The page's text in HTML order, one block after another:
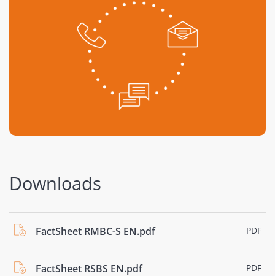
Downloads
FactSheet RMBC-S EN.pdf PDF
FactSheet RSBS EN.pdf PDF